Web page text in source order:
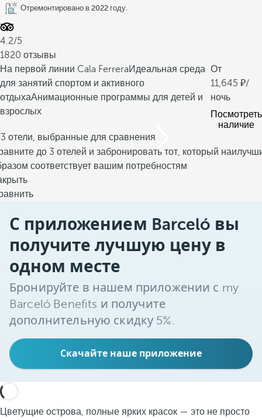
Отремонтировано в 2022 году.
4.2/5
1820 отзывы
На первой линии Cala FerreraИдеальная среда
для занятий спортом и активного
отдыхаАнимационные программы для детей и
взрослых
От
11,645
/
ночь
Посмотреть
наличие
отели, выбранные для сравнения
до 3 отелей и забронировать тот, который
соответствует вашим потребностям
С приложением Barceló вы
получите лучшую цену в
одном месте
Бронируйте в нашем приложении с my
Barceló Benefits и получите
дополнительную скидку 5%.
Скачайте наше приложение
Цветущие острова, полные ярких красок — это не просто